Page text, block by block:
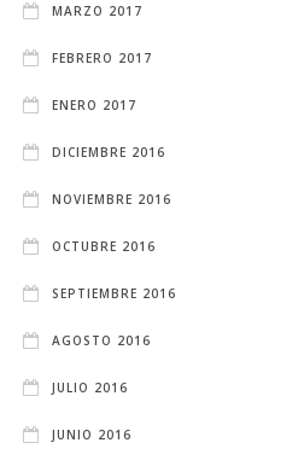
MARZO 2017
FEBRERO 2017
ENERO 2017
DICIEMBRE 2016
NOVIEMBRE 2016
OCTUBRE 2016
SEPTIEMBRE 2016
AGOSTO 2016
JULIO 2016
JUNIO 2016